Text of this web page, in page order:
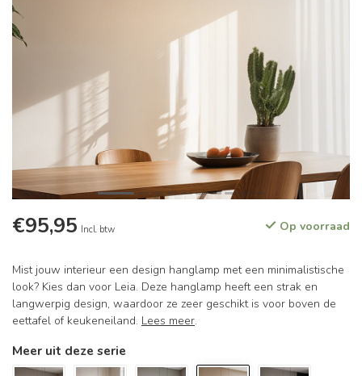
€95,95 Incl. btw Op voorraad
Mist jouw interieur een design hanglamp met een minimalistische
look? Kies dan voor Leia. Deze hanglamp heeft een strak en
langwerpig design, waardoor ze zeer geschikt is voor boven de
eettafel of keukeneiland. Lees meer.
Meer uit deze serie